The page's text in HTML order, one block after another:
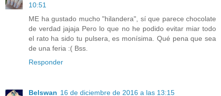
10:51
ME ha gustado mucho "hilandera", sí que parece chocolate
de verdad jajaja Pero lo que no he podido evitar miar todo
el rato ha sido tu pulsera, es monísima. Qué pena que sea
de una feria :( Bss.
Responder
Belswan 16 de diciembre de 2016 a las 13:15